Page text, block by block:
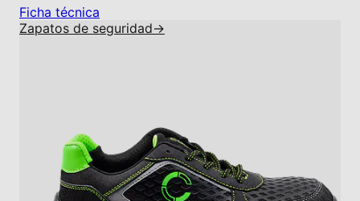
Ficha técnica
Zapatos de seguridad→